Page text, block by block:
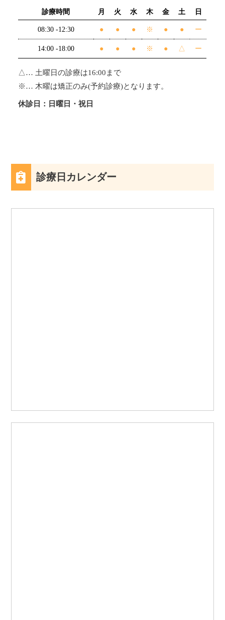
診療時間 月 火 水 木 金 土 日
08:30 -12:30 ● ● ● ※ ● ● ー
14:00 -18:00 ● ● ● ※ ● △ ー
△… 土曜日の診療は16:00まで
※… 木曜は矯正のみ(予約診療)となります。
休診日：日曜日・祝日
診療日カレンダー